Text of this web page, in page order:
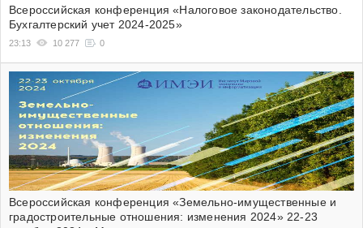
Всероссийская конференция «Налоговое законодательство.
Бухгалтерский учет 2024-2025»
23:13 10 277 0
Всероссийская конференция «Земельно-имущественные и
градостроительные отношения: изменения 2024» 22-23